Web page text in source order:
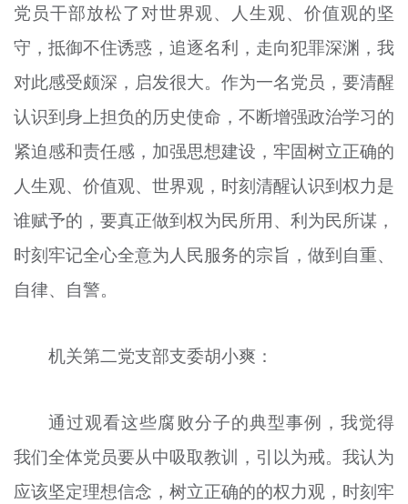
党员干部放松了对世界观、人生观、价值观的坚
守，抵御不住诱惑，追逐名利，走向犯罪深渊，我
对此感受颇深，启发很大。作为一名党员，要清醒
认识到身上担负的历史使命，不断增强政治学习的
紧迫感和责任感，加强思想建设，牢固树立正确的
人生观、价值观、世界观，时刻清醒认识到权力是
谁赋予的，要真正做到权为民所用、利为民所谋，
时刻牢记全心全意为人民服务的宗旨，做到自重、
自律、自警。
机关第二党支部支委胡小爽：
通过观看这些腐败分子的典型事例，我觉得
我们全体党员要从中吸取教训，引以为戒。我认为
应该坚定理想信念，树立正确的的权力观，时刻牢